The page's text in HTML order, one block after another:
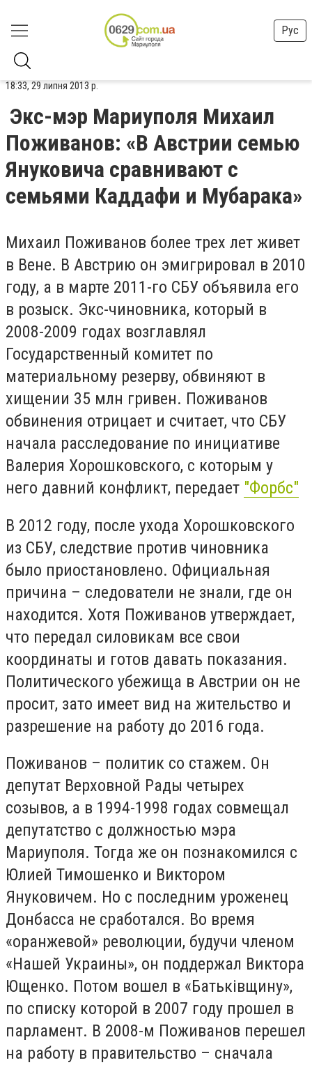
Рус
18:33, 29 липня 2013 р.
Экс-мэр Мариуполя Михаил
Поживанов: «В Австрии семью
Януковича сравнивают с
семьями Каддафи и Мубарака»
Михаил Поживанов более трех лет живет
в Вене. В Австрию он эмигрировал в 2010
году, а в марте 2011-го СБУ объявила его
в розыск. Экс-чиновника, который в
2008-2009 годах возглавлял
Государственный комитет по
материальному резерву, обвиняют в
хищении 35 млн гривен. Поживанов
обвинения отрицает и считает, что СБУ
начала расследование по инициативе
Валерия Хорошковского, с которым у
него давний конфликт, передает "Форбс"
В 2012 году, после ухода Хорошковского
из СБУ, следствие против чиновника
было приостановлено. Официальная
причина – следователи не знали, где он
находится. Хотя Поживанов утверждает,
что передал силовикам все свои
координаты и готов давать показания.
Политического убежища в Австрии он не
просит, зато имеет вид на жительство и
разрешение на работу до 2016 года.
Поживанов – политик со стажем. Он
депутат Верховной Рады четырех
созывов, а в 1994-1998 годах совмещал
депутатство с должностью мэра
Мариуполя. Тогда же он познакомился с
Юлией Тимошенко и Виктором
Януковичем. Но с последним уроженец
Донбасса не сработался. Во время
«оранжевой» революции, будучи членом
«Нашей Украины», он поддержал Виктора
Ющенко. Потом вошел в «Батьківщину»,
по списку которой в 2007 году прошел в
парламент. В 2008-м Поживанов перешел
на работу в правительство – сначала